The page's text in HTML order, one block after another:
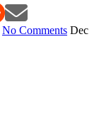
No Comments Dec